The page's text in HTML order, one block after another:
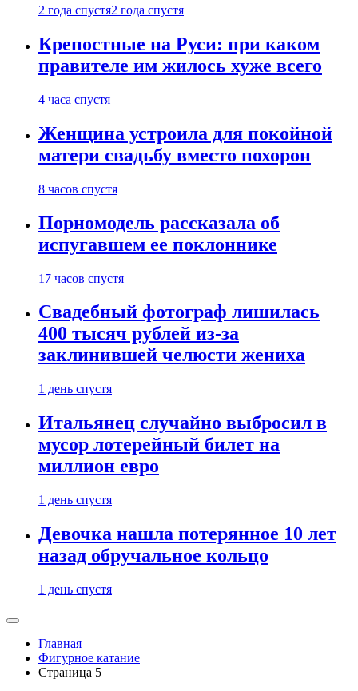
2 года спустя2 года спустя
Крепостные на Руси: при каком
правителе им жилось хуже всего
4 часа спустя
Женщина устроила для покойной
матери свадьбу вместо похорон
8 часов спустя
Порномодель рассказала об
испугавшем ее поклоннике
17 часов спустя
Свадебный фотограф лишилась
400 тысяч рублей из-за
заклинившей челюсти жениха
1 день спустя
Итальянец случайно выбросил в
мусор лотерейный билет на
миллион евро
1 день спустя
Девочка нашла потерянное 10 лет
назад обручальное кольцо
1 день спустя
Главная
Фигурное катание
Страница 5